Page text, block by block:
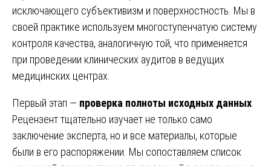
исключающего субъективизм и поверхностность. Мы в
своей практике используем многоступенчатую систему
контроля качества, аналогичную той, что применяется
при проведении клинических аудитов в ведущих
медицинских центрах.
Первый этап — проверка полноты исходных данных
Рецензент тщательно изучает не только само
заключение эксперта, но и все материалы, которые
были в его распоряжении. Мы сопоставляем список